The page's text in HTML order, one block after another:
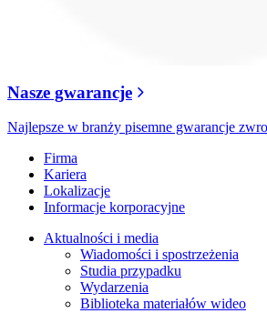
Nasze gwarancje
Najlepsze w branży pisemne gwarancje
Firma
Kariera
Lokalizacje
Informacje korporacyjne
Aktualności i media
Wiadomości i spostrzeżenia
Studia przypadku
Wydarzenia
Biblioteka materiałów wideo